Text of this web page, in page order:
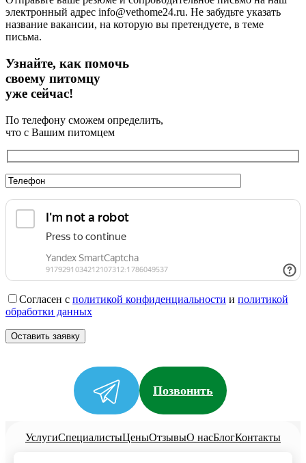
электронный адрес info@vethome24.ru. Не забудьте указать
название вакансии, на которую вы претендуете, в теме
письма.
Узнайте, как помочь
своему питомцу
уже сейчас!
По телефону сможем определить,
что с Вашим питомцем
Согласен с политикой конфиденциальности и политикой
обработки данных
Позвонить
УслугиСпециалистыЦеныОтзывыО насБлогКонтакты